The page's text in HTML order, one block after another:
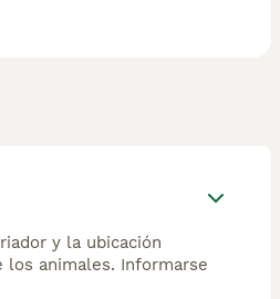
y la ubicación
los animales. Informarse